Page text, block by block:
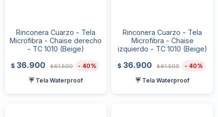
Rinconera Cuarzo - Tela
Microfibra - Chaise derecho
- TC 1010 (Beige)
$ 36.900 $61.500
40
☔ Tela Waterproof
Rinconera Cuarzo - Tela
Microfibra - Chaise
izquierdo - TC 1010 (Beige)
$ 36.900 $61.500
40
☔ Tela Waterproof